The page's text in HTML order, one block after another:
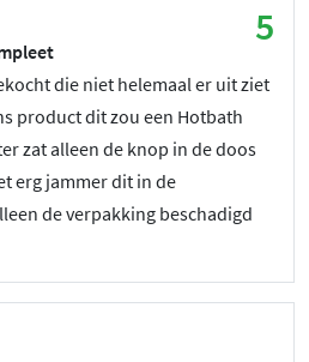
5
die niet helemaal er uit ziet
product dit zou een Hotbath
zat alleen de knop in de doos
erg jammer dit in de
de verpakking beschadigd